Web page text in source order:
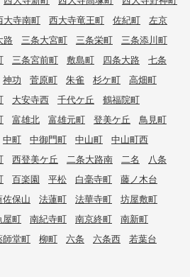
大寺南町 西大寺竜王町 佐紀町
左京
路 三条大宮町 三条栄町
三条添川町
三条宮前町 敷島町 四条大路
七条
神功 菅原町 朱雀 杉ケ町
高畑町
大安寺西 千代ケ丘
鶴福院町
富雄北 富雄元町 登美ケ丘
鳥見町
中町 中御門町 中山町
中山町西
西登美ケ丘 二条大路南 二名
八条
百楽園 平松 白毫寺町
藤ノ木台
佐保山 法蓮町 法華寺町
坊屋敷町
屋町 南紀寺町 南京終町
南新町
師堂町 柳町 六条 六条西 若葉台